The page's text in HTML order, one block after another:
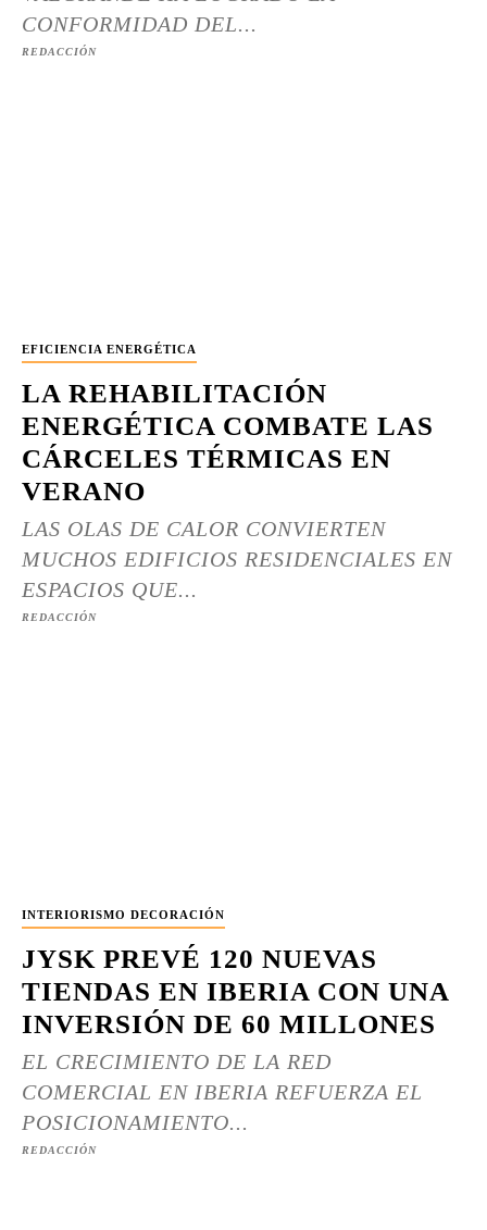
CONFORMIDAD DEL...
REDACCIÓN
EFICIENCIA ENERGÉTICA
LA REHABILITACIÓN
ENERGÉTICA COMBATE LAS
CÁRCELES TÉRMICAS EN
VERANO
LAS OLAS DE CALOR CONVIERTEN
MUCHOS EDIFICIOS RESIDENCIALES EN
ESPACIOS QUE...
REDACCIÓN
INTERIORISMO DECORACIÓN
JYSK PREVÉ 120 NUEVAS
TIENDAS EN IBERIA CON UNA
INVERSIÓN DE 60 MILLONES
EL CRECIMIENTO DE LA RED
COMERCIAL EN IBERIA REFUERZA EL
POSICIONAMIENTO...
REDACCIÓN